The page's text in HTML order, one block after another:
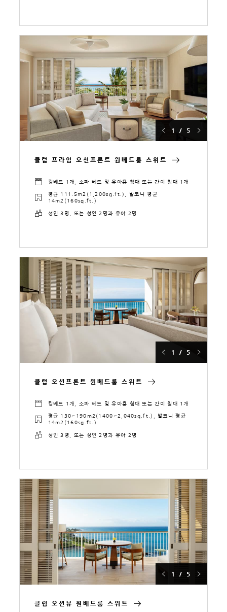
1 / 5
클럽 프라임 오션프론트 원베드룸 스위트
킹베드 1개, 소파 베드 및 유아용 침대 또는 간이 침대 1개
평균 111.5m2(1,200sq.ft.), 발코니 평균
14m2(160sq.ft.)
성인 3명, 또는 성인 2명과 유아 2명
1 / 5
클럽 오션프론트 원베드룸 스위트
킹베드 1개, 소파 베드 및 유아용 침대 또는 간이 침대 1개
평균 130~190m2(1400~2,040sq.ft.), 발코니 평균
14m2(160sq.ft.)
성인 3명, 또는 성인 2명과 유아 2명
1 / 5
클럽 오션뷰 원베드룸 스위트